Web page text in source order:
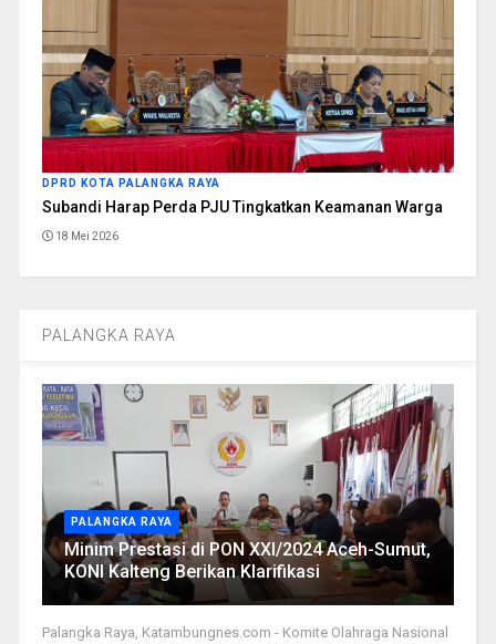
DPRD KOTA PALANGKA RAYA
Subandi Harap Perda PJU Tingkatkan Keamanan Warga
18 Mei 2026
PALANGKA RAYA
PALANGKA RAYA
Minim Prestasi di PON XXI/2024 Aceh-Sumut,
KONI Kalteng Berikan Klarifikasi
Palangka Raya, Katambungnes.com - Komite Olahraga Nasional